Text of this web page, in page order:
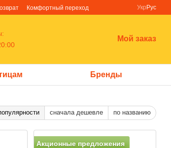
Комфортный переход
Укр Рус
Мой заказ
Бренды
сначала дешевле по названию
Акционные предложения